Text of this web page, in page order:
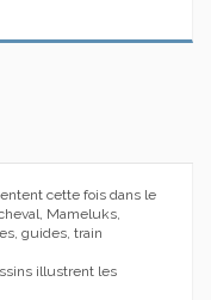
cette fois dans le
Mameluks,
guides, train
illustrent les